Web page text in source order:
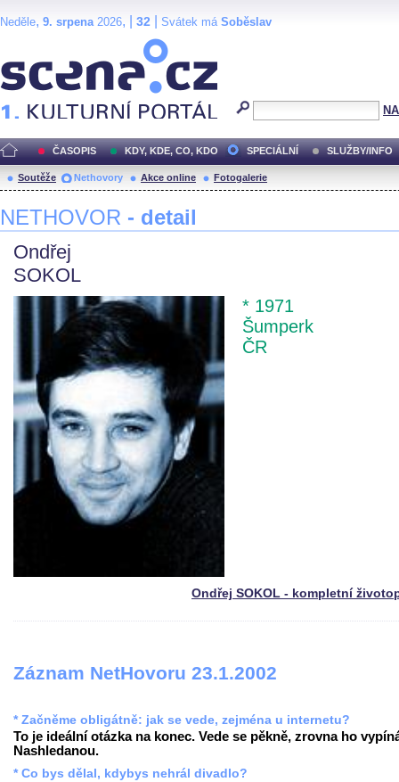
Neděle, 9. srpena2026, | 32 Svátek má Soběslav
ČASOPIS KDY, KDE, CO, KDO SPECIÁLNÍ SLUŽBY/INFO
Soutěže Nethovory Akce online Fotogalerie
NETHOVOR - detail
Ondřej
SOKOL
* 1971
Šumperk
ČR
Ondřej SOKOL - kompletní
Záznam NetHovoru 23.1.2002
* Začněme obligátně: jak se vede, zejména u internetu?
To je ideální otázka na konec. Vede se pěkně, zrovna ho
Nashledanou.
* Co bys dělal, kdybys nehrál divadlo?